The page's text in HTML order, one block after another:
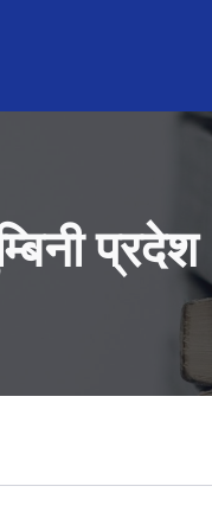
प्रदेश